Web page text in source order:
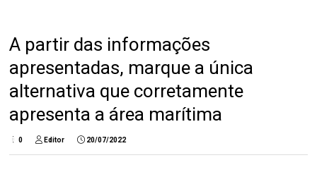
A partir das informações
apresentadas, marque a única
alternativa que corretamente
apresenta a área marítima
0 Editor 20/07/2022